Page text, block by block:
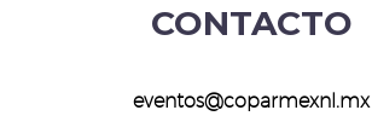
CONTACTO
eventos@coparmexnl.mx